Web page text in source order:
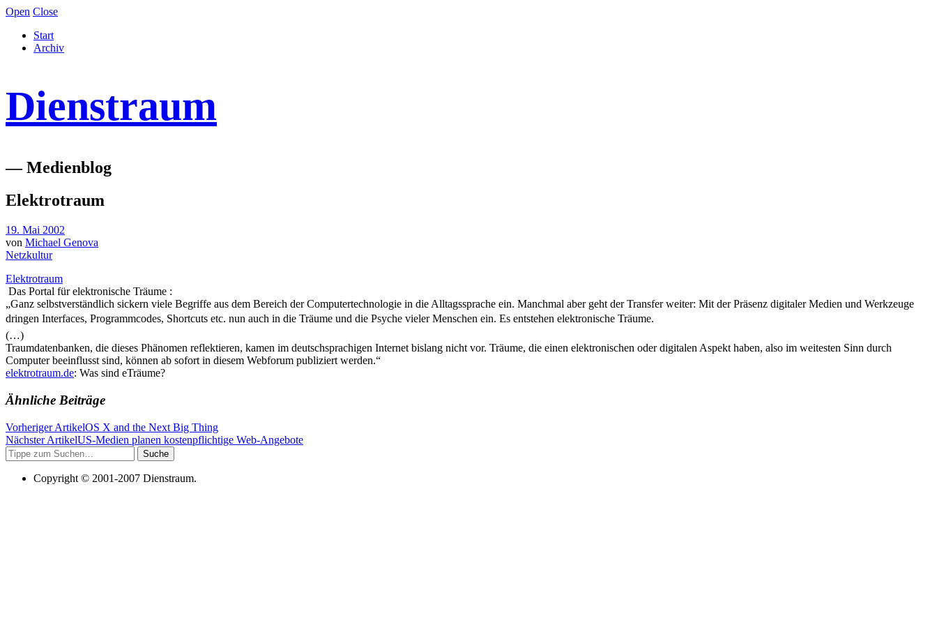
Open Close
Start
Archiv
Dienstraum
— Medienblog
Elektrotraum
19. Mai 2002
von Michael Genova
Netzkultur
Elektrotraum
Das Portal für elektronische Träume :
„Ganz selbstverständlich sickern viele Begriffe aus dem Bereich der Computertechnologie in die Alltagssprache ein. Manchmal aber geht der Transfer weiter: Mit der Präsenz digitaler Medien und Werkzeuge
dringen Interfaces, Programmcodes, Shortcuts etc. nun auch in die Träume und die Psyche vieler Menschen ein. Es entstehen elektronische Träume.
(…)
Traumdatenbanken, die dieses Phänomen reflektieren, kamen im deutschsprachigen Internet bislang nicht vor. Träume, die einen elektronischen oder digitalen Aspekt haben, also im weitesten Sinn durch
Computer beeinflusst sind, können ab sofort in diesem Webforum publiziert werden.“
elektrotraum.de: Was sind eTräume?
Ähnliche Beiträge
Vorheriger ArtikelOS X and the Next Big Thing
Nächster ArtikelUS-Medien planen kostenpflichtige Web-Angebote
Suche
Copyright © 2001-2007 Dienstraum.